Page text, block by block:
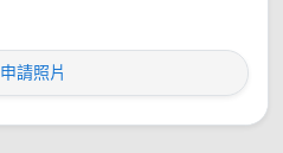
申請照片